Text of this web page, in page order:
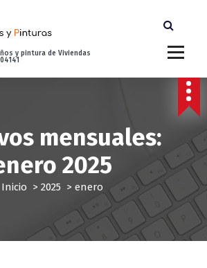
y pintura de Viviendas
mensuales:
2025
Inicio > 2025 > enero